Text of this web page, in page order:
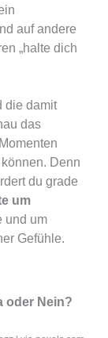
auf andere
„halte dich
die damit
das
Denn
du grade
um
und um
Gefühle.
oder Nein?